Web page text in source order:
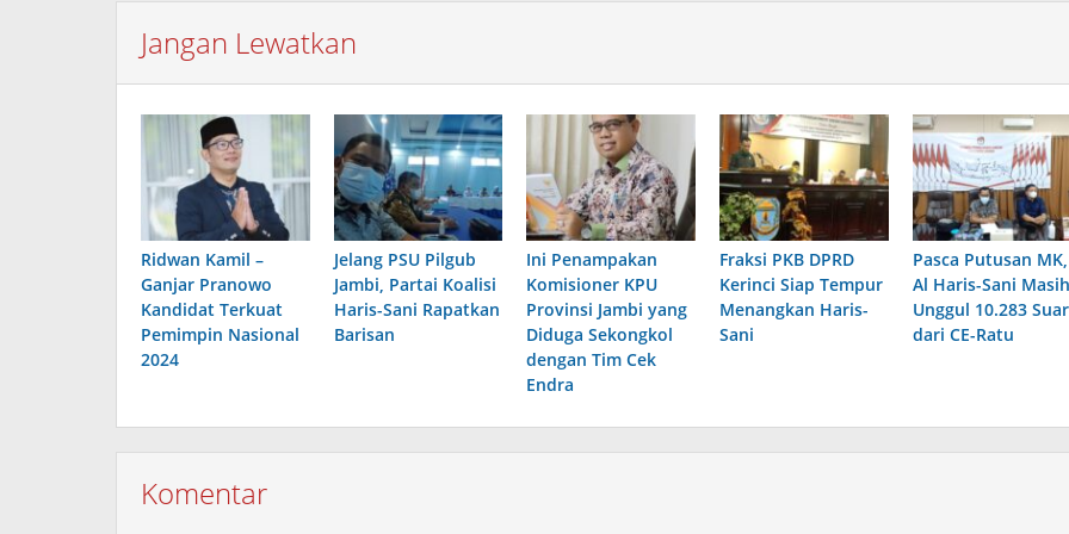
Jangan Lewatkan
Ridwan Kamil –
Ganjar Pranowo
Kandidat Terkuat
Pemimpin Nasional
2024
Jelang PSU Pilgub
Jambi, Partai Koalisi
Haris-Sani Rapatkan
Barisan
Ini Penampakan
Komisioner KPU
Provinsi Jambi yang
Diduga Sekongkol
dengan Tim Cek
Endra
Fraksi PKB DPRD
Kerinci Siap Tempur
Menangkan Haris-
Sani
Pasca Putusan MK,
Al Haris-Sani Masih
Unggul 10.283
dari CE-Ratu
Komentar